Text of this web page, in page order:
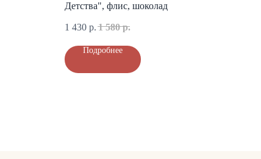
Детства", флис, шоколад
1 430 р. 1 580 р.
Подробнее